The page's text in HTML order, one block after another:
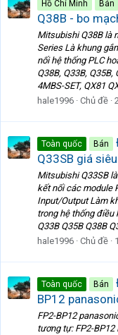
Hồ Chí Minh Bán
Q38B - bo
Mitsubishi Q38B là
Series Là khung
nối hệ thống PLC
Q38B, Q33B, Q35B,
4MBS-SET, QX81
hale1996 Chủ đề
Toàn quốc Bán
Q33SB giá
Mitsubishi Q33SB
kết nối các module
Input/Output Làm
trong hệ thống điều
Q33B Q35B Q38B
hale1996 Chủ đề
Toàn quốc Bán
BP12
FP2-BP12
tương tự: FP2-BP12